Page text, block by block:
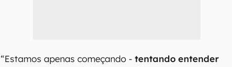
“Estamos apenas começando -tentando entender